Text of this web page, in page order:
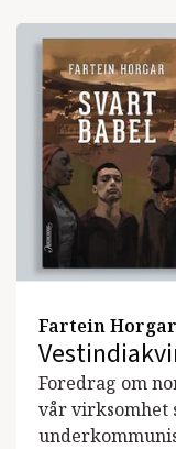
Fartein Horgar
Foredrag om
vår virksomhet